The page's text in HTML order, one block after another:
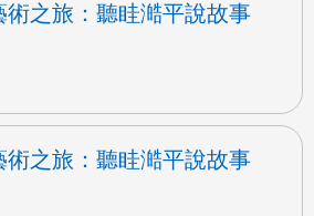
術之旅：聽眭澔平說故事
術之旅：聽眭澔平說故事